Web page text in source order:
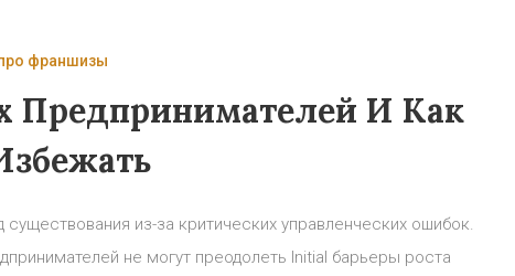
франшизы
И Как
из-за критических управленческих ошибок.
не могут преодолеть Initial барьеры роста